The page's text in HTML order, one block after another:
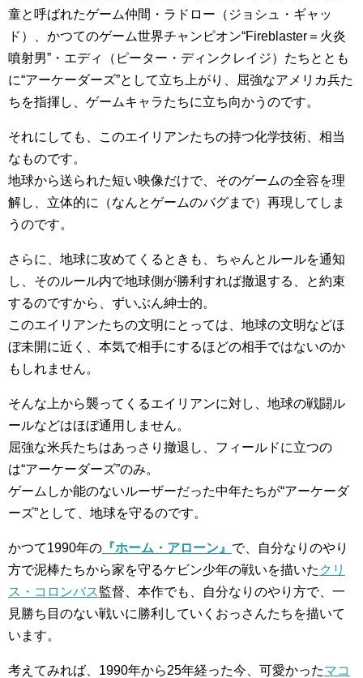
童と呼ばれたゲーム仲間・ラドロー（ジョシュ・ギャッ
ド）、かつてのゲーム世界チャンピオン“Fireblaster＝火炎
噴射男”・エディ（ピーター・ディンクレイジ）たちととも
に“アーケーダーズ”として立ち上がり、屈強なアメリカ兵た
ちを指揮し、ゲームキャラたちに立ち向かうのです。
それにしても、このエイリアンたちの持つ化学技術、相当
なものです。
地球から送られた短い映像だけで、そのゲームの全容を理
解し、立体的に（なんとゲームのバグまで）再現してしま
うのです。
さらに、地球に攻めてくるときも、ちゃんとルールを通知
し、そのルール内で地球側が勝利すれば撤退する、と約束
するのですから、ずいぶん紳士的。
このエイリアンたちの文明にとっては、地球の文明などほ
ぼ未開に近く、本気で相手にするほどの相手ではないのか
もしれません。
そんな上から襲ってくるエイリアンに対し、地球の戦闘ル
ールなどはほぼ通用しません。
屈強な米兵たちはあっさり撤退し、フィールドに立つの
は“アーケーダーズ”のみ。
ゲームしか能のないルーザーだった中年たちが“アーケーダ
ーズ”として、地球を守るのです。
かつて1990年の 『ホーム・アローン』 で、自分なりのやり
方で泥棒たちから家を守るケビン少年の戦いを描いた クリ
ス・コロンバス監督、本作でも、自分なりのやり方で、一
見勝ち目のない戦いに勝利していくおっさんたちを描いて
います。
考えてみれば、1990年から25年経った今、可愛かったマコ